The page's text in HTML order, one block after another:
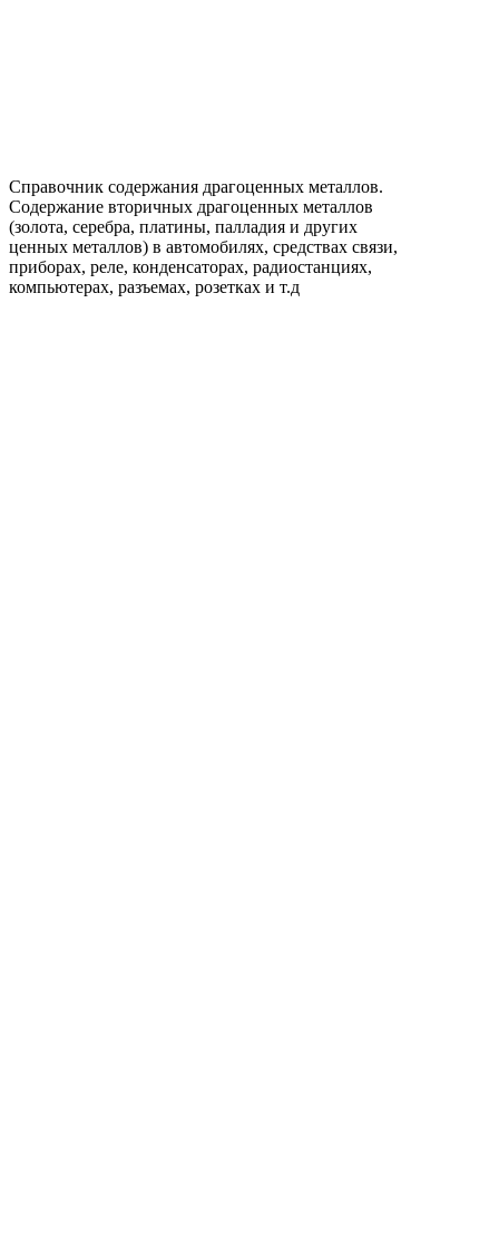
Справочник содержания драгоценных металлов.
Содержание вторичных драгоценных металлов
(золота, серебра, платины, палладия и других
ценных металлов) в автомобилях, средствах связи,
приборах, реле, конденсаторах, радиостанциях,
компьютерах, разъемах, розетках и т.д